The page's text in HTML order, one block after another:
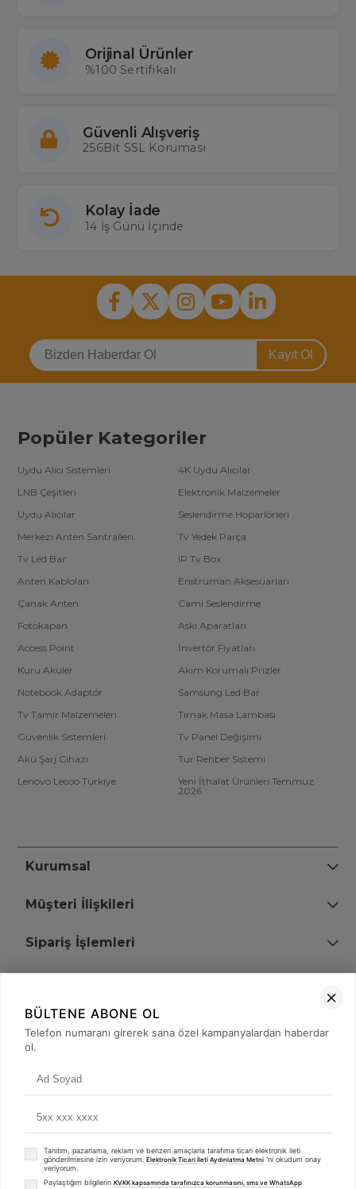
Orijinal Ürünler
%100 Sertifikalı
Güvenli Alışveriş
256Bit SSL Koruması
Kolay İade
14 İş Günü İçinde
Kayıt Ol
Popüler Kategoriler
Uydu Alıcı Sistemleri
4K Uydu Alıcılar
LNB Çeşitleri
Elektronik Malzemeler
Uydu Alıcılar
Seslendirme Hoparlörleri
Merkezi Anten Santralleri
Tv Yedek Parça
Tv Led Bar
IP Tv Box
Anten Kabloları
Enstrüman Aksesuarları
Çanak Anten
Cami Seslendirme
Fotokapan
Askı Aparatları
Access Point
İnvertör Fiyatları
Kuru Aküler
Akım Korumalı Prizler
Notebook Adaptör
Samsung Led Bar
Tv Tamir Malzemeleri
Tırnak Masa Lambası
Güvenlik Sistemleri
Tv Panel Değişimi
Akü Şarj Cihazı
Tur Rehber Sistemi
Lenovo Lecoo Türkiye
Yeni İthalat Ürünleri Temmuz
2026
Kurumsal
Müşteri İlişkileri
Sipariş İşlemleri
+90 (850) 473 08 08
BÜLTENE ABONE OL
Telefon numaranı girerek sana özel kampanyalardan haberdar
ol.
Tanıtım, pazarlama, reklam ve benzeri amaçlarla tarafıma ticari elektronik ileti
gönderilmesine izin veriyorum. Elektronik Ticari İleti Aydınlatma Metni 'ni okudum onay
veriyorum.
Paylaştığım bilgilerin KVKK kapsamında tarafınızca korunmasını, sms ve WhatsApp